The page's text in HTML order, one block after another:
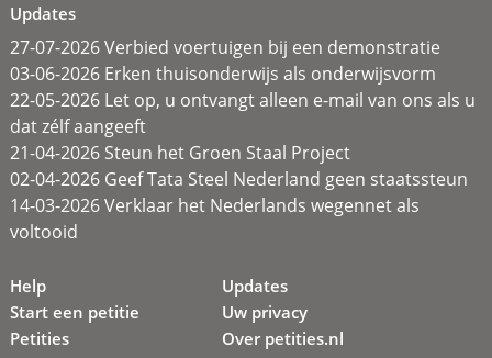
Updates
27-07-2026 Verbied voertuigen bij een demonstratie
03-06-2026 Erken thuisonderwijs als onderwijsvorm
22-05-2026 Let op, u ontvangt alleen e-mail van ons als u
dat zélf aangeeft
21-04-2026 Steun het Groen Staal Project
02-04-2026 Geef Tata Steel Nederland geen staatssteun
14-03-2026 Verklaar het Nederlands wegennet als
voltooid
Help
Start een petitie
Petities
Updates
Uw privacy
Over petities.nl